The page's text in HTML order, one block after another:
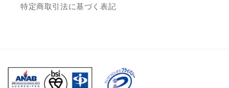
特定商取引法に基づく表記